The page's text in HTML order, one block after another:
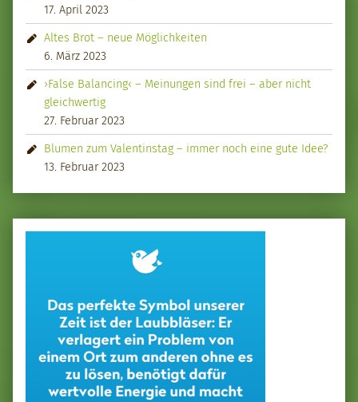
17. April 2023
Altes Brot – neue Möglichkeiten
6. März 2023
›False Balancing‹ – Meinungen sind frei – aber nicht
gleichwertig
27. Februar 2023
Blumen zum Valentinstag – immer noch eine gute Idee?
13. Februar 2023